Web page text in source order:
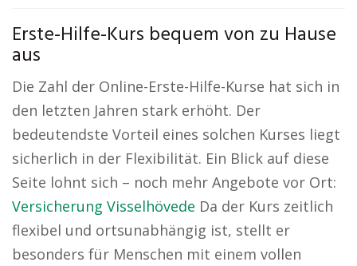
Erste-Hilfe-Kurs bequem von zu Hause
aus
Die Zahl der Online-Erste-Hilfe-Kurse hat sich in
den letzten Jahren stark erhöht. Der
bedeutendste Vorteil eines solchen Kurses liegt
sicherlich in der Flexibilität. Ein Blick auf diese
Seite lohnt sich – noch mehr Angebote vor Ort:
Versicherung Visselhövede Da der Kurs zeitlich
flexibel und ortsunabhängig ist, stellt er
besonders für Menschen mit einem vollen